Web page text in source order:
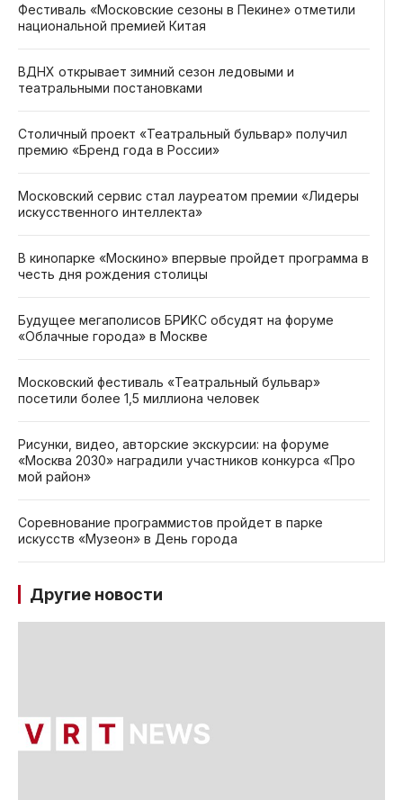
Фестиваль «Московские сезоны в Пекине» отметили
национальной премией Китая
ВДНХ открывает зимний сезон ледовыми и
театральными постановками
Столичный проект «Театральный бульвар» получил
премию «Бренд года в России»
Московский сервис стал лауреатом премии «Лидеры
искусственного интеллекта»
В кинопарке «Москино» впервые пройдет программа в
честь дня рождения столицы
Будущее мегаполисов БРИКС обсудят на форуме
«Облачные города» в Москве
Московский фестиваль «Театральный бульвар»
посетили более 1,5 миллиона человек
Рисунки, видео, авторские экскурсии: на форуме
«Москва 2030» наградили участников конкурса «Про
мой район»
Соревнование программистов пройдет в парке
искусств «Музеон» в День города
Другие новости